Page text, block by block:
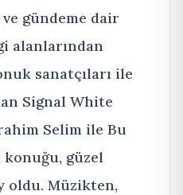
gündeme dair
alanlarından
sanatçıları ile
Signal White
Selim ile Bu
güzel
oldu. Müzikten,